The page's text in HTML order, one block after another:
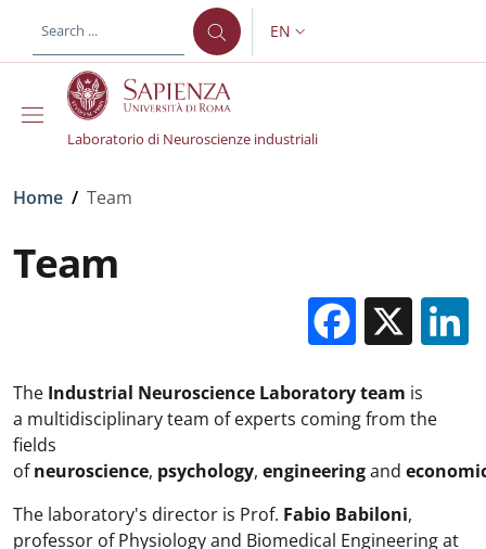
LANGUAGE SWITCHER:
EN
Laboratorio di Neuroscienze industriali
Breadcrumb
Home / Team
Team
X
The Industrial Neuroscience Laboratory team is
a multidisciplinary team of experts coming from the
fields
ofneuroscience, psychology, engineeringand
The laboratory's director is Prof. Fabio Babiloni,
professor of Physiology and Biomedical Engineering at